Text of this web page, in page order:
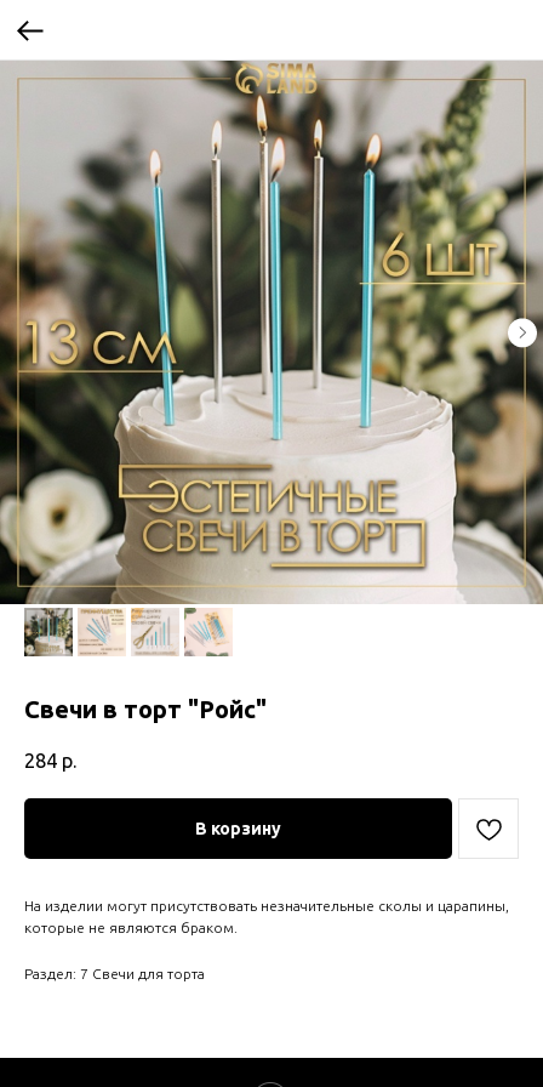
Свечи в торт "Ройс"
284 р.
В корзину
На изделии могут присутствовать незначительные сколы и царапины,
которые не являются браком.
Раздел: 7 Свечи для торта